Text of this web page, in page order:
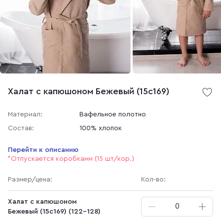
Халат с капюшоном Бежевый (15с169)
Материал:
Вафельное полотно
Состав:
100% хлопок
Перейти к описанию
*Отпускается коробками (15 шт/кор.)
Размер/цена: Кол-во:
Халат с капюшоном
Бежевый (15с169) (122-128)